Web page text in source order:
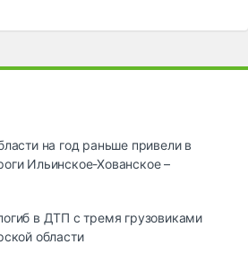
на год раньше привели в
Ильинское-Хованское –
в ДТП с тремя грузовиками
области